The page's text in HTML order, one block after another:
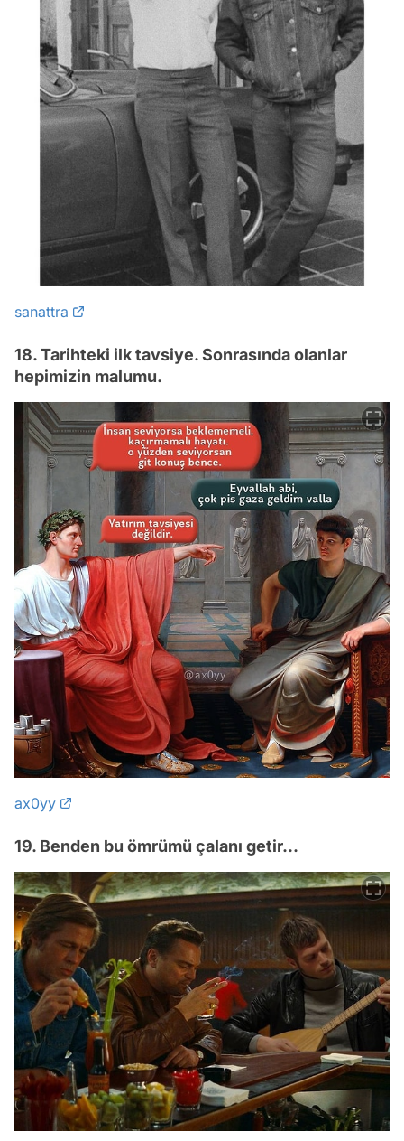
sanattra
18. Tarihteki ilk tavsiye. Sonrasında olanlar
hepimizin malumu.
ax0yy
19. Benden bu ömrümü çalanı getir...